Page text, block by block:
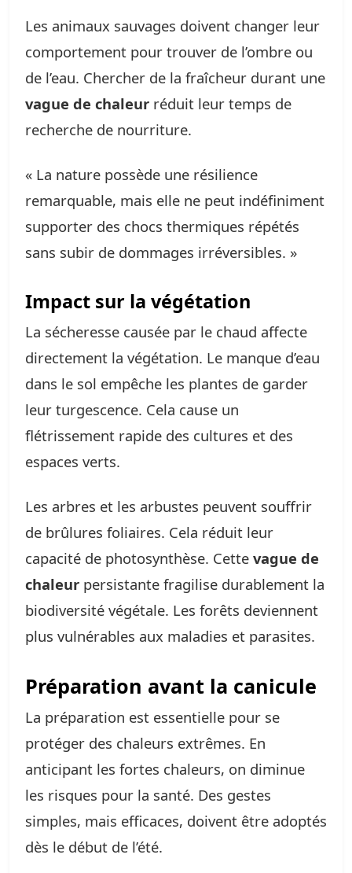
Les animaux sauvages doivent changer leur
comportement pour trouver de l’ombre ou
de l’eau. Chercher de la fraîcheur durant une
vague de chaleur réduit leur temps de
recherche de nourriture.
« La nature possède une résilience
remarquable, mais elle ne peut indéfiniment
supporter des chocs thermiques répétés
sans subir de dommages irréversibles. »
Impact sur la végétation
La sécheresse causée par le chaud affecte
directement la végétation. Le manque d’eau
dans le sol empêche les plantes de garder
leur turgescence. Cela cause un
flétrissement rapide des cultures et des
espaces verts.
Les arbres et les arbustes peuvent souffrir
de brûlures foliaires. Cela réduit leur
capacité de photosynthèse. Cette vague de
chaleur persistante fragilise durablement la
biodiversité végétale. Les forêts deviennent
plus vulnérables aux maladies et parasites.
Préparation avant la canicule
La préparation est essentielle pour se
protéger des chaleurs extrêmes. En
anticipant les fortes chaleurs, on diminue
les risques pour la santé. Des gestes
simples, mais efficaces, doivent être adoptés
dès le début de l’été.